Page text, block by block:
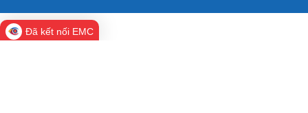
Đã kết nối EMC